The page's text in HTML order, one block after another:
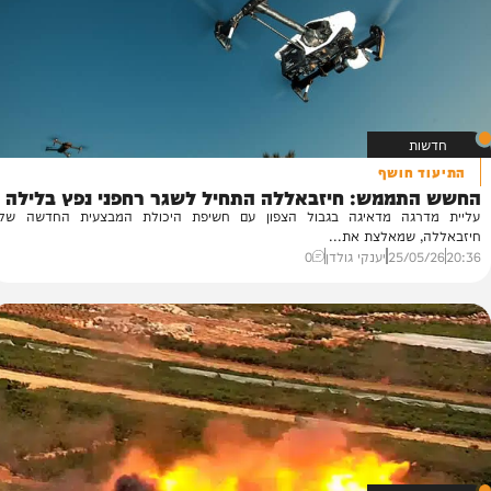
0
חיזבאללה התחיל לשגר רחפני נפץ בלילה
מדאיגה בגבול הצפון עם חשיפת היכולת המבצעית החדשה של
את...
25/יענקי גולדן 0